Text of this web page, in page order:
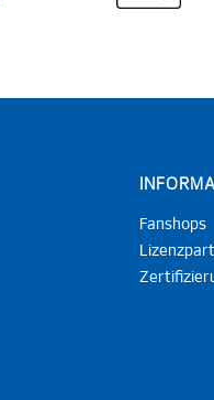
Fanshops